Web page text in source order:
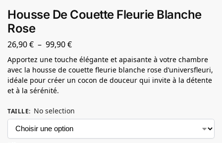
Housse De Couette Fleurie Blanche
Rose
26,90€ – 99,90€
Apportez une touche élégante et apaisante à votre chambre
avec la housse de couette fleurie blanche rose d’universfleuri,
idéale pour créer un cocon de douceur qui invite à la détente
et à la sérénité.
TAILLE: No selection